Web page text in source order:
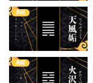
易経
易経